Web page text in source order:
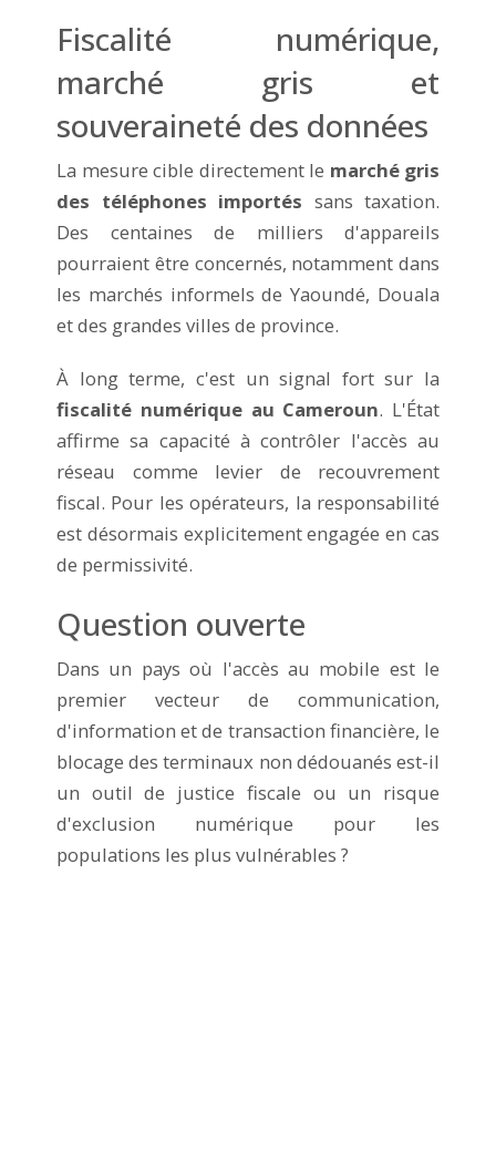
Fiscalité numérique,
marché gris et
souveraineté des données
La mesure cible directement le marché gris
des téléphones importés sans taxation.
Des centaines de milliers d'appareils
pourraient être concernés, notamment dans
les marchés informels de Yaoundé, Douala
et des grandes villes de province.
À long terme, c'est un signal fort sur la
fiscalité numérique au Cameroun. L'État
affirme sa capacité à contrôler l'accès au
réseau comme levier de recouvrement
fiscal. Pour les opérateurs, la responsabilité
est désormais explicitement engagée en cas
de permissivité.
Question ouverte
Dans un pays où l'accès au mobile est le
premier vecteur de communication,
d'information et de transaction financière, le
blocage des terminaux non dédouanés est-il
un outil de justice fiscale ou un risque
d'exclusion numérique pour les
populations les plus vulnérables ?